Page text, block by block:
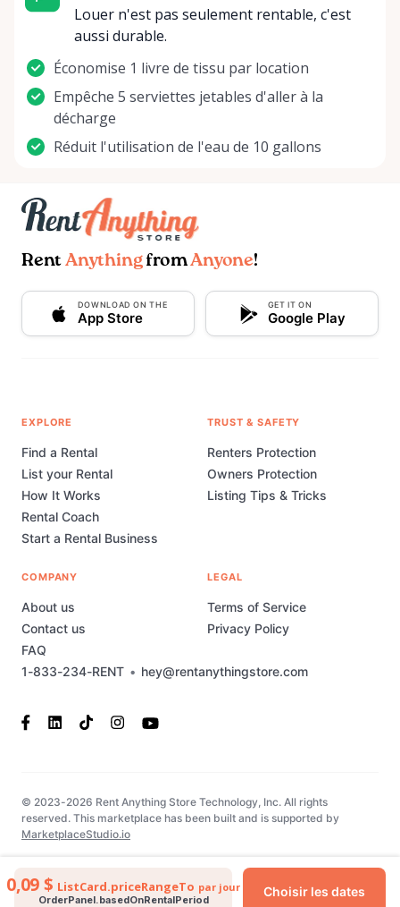
0,09 $ ListCard.priceRangeTo par jour
OrderPanel.basedOnRentalPeriod
Choisir les dates
Louer n'est pas seulement rentable, c'est
aussi durable.
Économise 1 livre de tissu par location
Empêche 5 serviettes jetables d'aller à la
décharge
Réduit l'utilisation de l'eau de 10 gallons
Rent AnythingfromAnyone!
DOWNLOAD ON THE
App Store
GET IT ON
Google Play
1-833-234-RENT • hey@rentanythingstore.com
EXPLORE
Find a Rental
List your Rental
How It Works
Rental Coach
Start a Rental Business
TRUST & SAFETY
Renters Protection
Owners Protection
Listing Tips & Tricks
COMPANY
About us
Contact us
FAQ
LEGAL
Terms of Service
Privacy Policy
© 2023-2026 Rent Anything Store Technology, Inc. All rights
reserved. This marketplace has been built and is supported by
MarketplaceStudio.io